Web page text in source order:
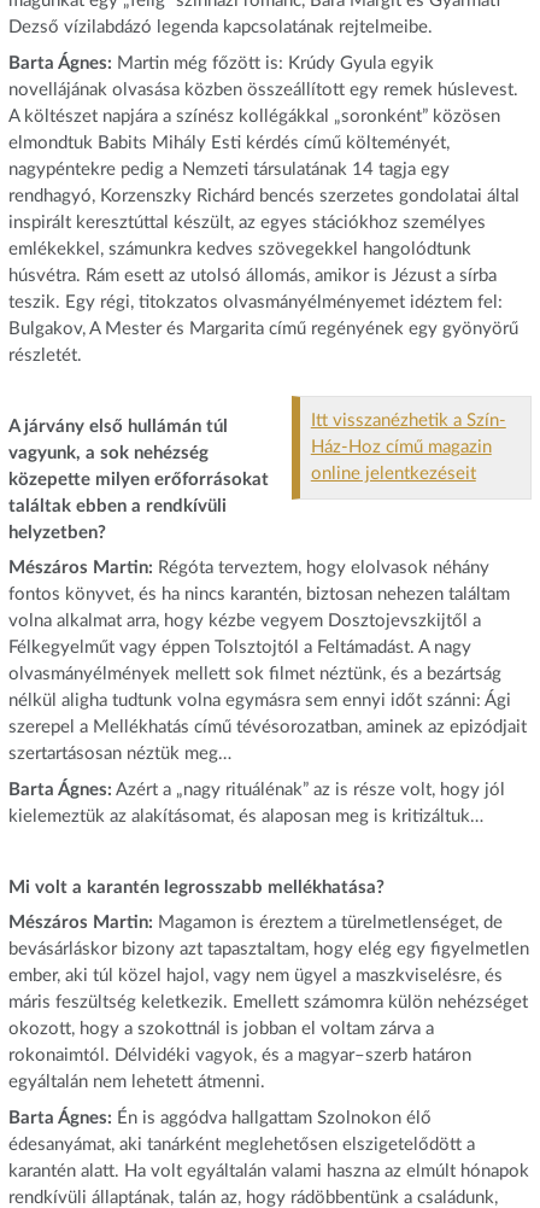
Dezső vízilabdázó legenda kapcsolatának rejtelmeibe.
Barta Ágnes: Martin még főzött is: Krúdy Gyula egyik
novellájának olvasása közben összeállított egy remek húslevest.
A költészet napjára a színész kollégákkal „soronként” közösen
elmondtuk Babits Mihály Esti kérdés című költeményét,
nagypéntekre pedig a Nemzeti társulatának 14 tagja egy
rendhagyó, Korzenszky Richárd bencés szerzetes gondolatai által
inspirált keresztúttal készült, az egyes stációkhoz személyes
emlékekkel, számunkra kedves szövegekkel hangolódtunk
húsvétra. Rám esett az utolsó állomás, amikor is Jézust a sírba
teszik. Egy régi, titokzatos olvasmányélményemet idéztem fel:
Bulgakov, A Mester és Margarita című regényének egy gyönyörű
részletét.
Itt visszanézhetik a Szín-
Ház-Hoz című magazin
online jelentkezéseit
A járvány első hullámán túl
vagyunk, a sok nehézség
közepette milyen erőforrásokat
találtak ebben a rendkívüli
helyzetben?
Mészáros Martin: Régóta terveztem, hogy elolvasok néhány
fontos könyvet, és ha nincs karantén, biztosan nehezen találtam
volna alkalmat arra, hogy kézbe vegyem Dosztojevszkijtől a
Félkegyelműt vagy éppen Tolsztojtól a Feltámadást. A nagy
olvasmányélmények mellett sok filmet néztünk, és a bezártság
nélkül aligha tudtunk volna egymásra sem ennyi időt szánni: Ági
szerepel a Mellékhatás című tévésorozatban, aminek az epizódjait
szertartásosan néztük meg…
Barta Ágnes: Azért a „nagy rituálénak” az is része volt, hogy jól
kielemeztük az alakításomat, és alaposan meg is kritizáltuk…
Mi volt a karantén legrosszabb mellékhatása?
Mészáros Martin: Magamon is éreztem a türelmetlenséget, de
bevásárláskor bizony azt tapasztaltam, hogy elég egy figyelmetlen
ember, aki túl közel hajol, vagy nem ügyel a maszkviselésre, és
máris feszültség keletkezik. Emellett számomra külön nehézséget
okozott, hogy a szokottnál is jobban el voltam zárva a
rokonaimtól. Délvidéki vagyok, és a magyar–szerb határon
egyáltalán nem lehetett átmenni.
Barta Ágnes: Én is aggódva hallgattam Szolnokon élő
édesanyámat, aki tanárként meglehetősen elszigetelődött a
karantén alatt. Ha volt egyáltalán valami haszna az elmúlt hónapok
rendkívüli állaptának, talán az, hogy rádöbbentünk a családunk,